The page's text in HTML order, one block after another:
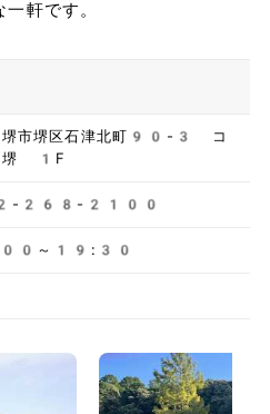
軒です。
堺市堺区石津北町90-3 コ
堺 1F
268-2100
～19:30